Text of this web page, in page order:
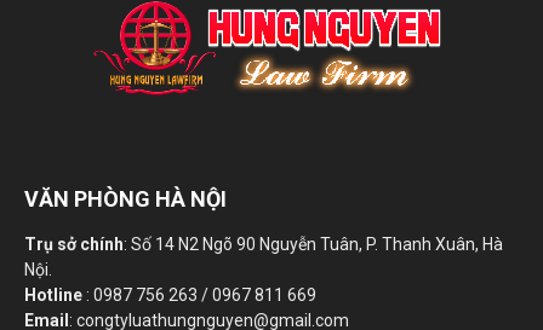
VĂN PHÒNG HÀ NỘI
Trụ sở chính: Số 14 N2 Ngõ 90 Nguyễn Tuân, P. Thanh Xuân, Hà
Nội.
Hotline : 0987 756 263 / 0967 811 669
Email : congtyluathungnguyen@gmail.com